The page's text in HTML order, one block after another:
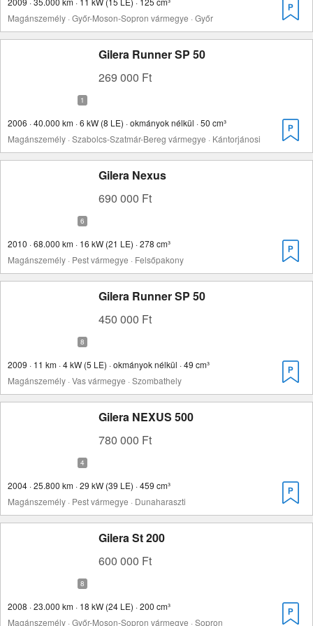
Magánszemély · Győr-Moson-Sopron vármegye · Győr
Gilera Runner SP 50
269 000 Ft
2006 · 40.000 km · 6 kW (8 LE) · okmányok nélkül · 50 cm³
Magánszemély · Szabolcs-Szatmár-Bereg vármegye · Kántorjánosi
Gilera Nexus
690 000 Ft
2010 · 68.000 km · 16 kW (21 LE) · 278 cm³
Magánszemély · Pest vármegye · Felsőpakony
Gilera Runner SP 50
450 000 Ft
2009 · 11 km · 4 kW (5 LE) · okmányok nélkül · 49 cm³
Magánszemély · Vas vármegye · Szombathely
Gilera NEXUS 500
780 000 Ft
2004 · 25.800 km · 29 kW (39 LE) · 459 cm³
Magánszemély · Pest vármegye · Dunaharaszti
Gilera St 200
600 000 Ft
2008 · 23.000 km · 18 kW (24 LE) · 200 cm³
Magánszemély · Győr-Moson-Sopron vármegye · Sopron